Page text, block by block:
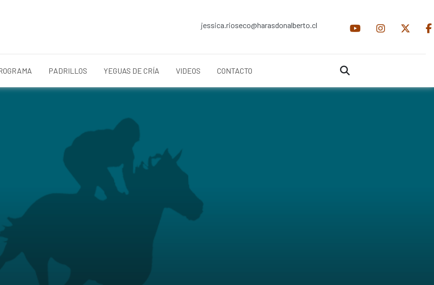
jessica.rioseco@harasdonalberto.cl
PADRILLOS YEGUAS DE CRÍA VIDEOS CONTACTO